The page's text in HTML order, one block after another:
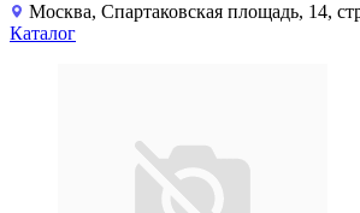
Москва, Спартаковская площадь, 14,
Каталог